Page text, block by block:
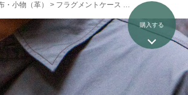
・小物（革） フラグメントケース エレファントレ
購入する